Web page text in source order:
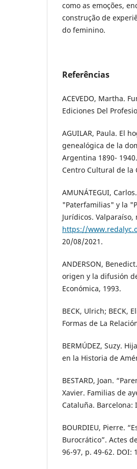
como as emoções,
construção de
do feminino.
Referências
ACEVEDO, Martha.
Ediciones Del
AGUILAR, Paula. El
genealógica de la
Argentina 1890-
Centro Cultural de la
AMUNÁTEGUI,
"Paterfamilias" y la
Jurídicos.
https://
20/08/2021.
ANDERSON,
origen y la difusión
Económica, 1993.
BECK, Ulrich; BECK,
Formas de La
BERMÚDEZ, Suzy.
en la Historia de
BESTARD, Joan.
Xavier. Familias de
Cataluña. Barcelona:
BOURDIEU, Pierre.
Burocrático”. Actes
96-97, p. 49-62. DOI: